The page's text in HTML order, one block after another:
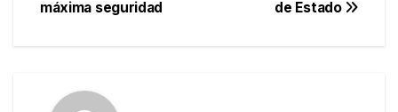
de Estado
máxima seguridad